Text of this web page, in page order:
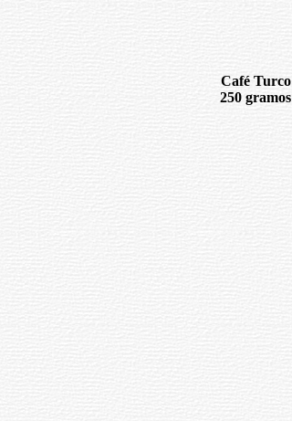
Café Turco
250 gramos